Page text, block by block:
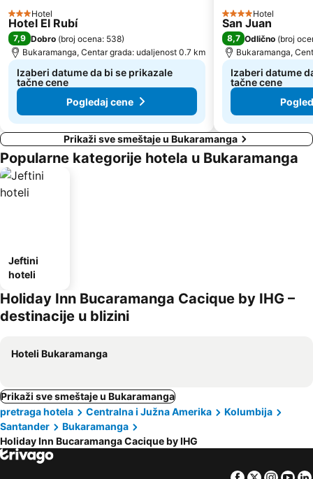
3 Zvezdice
Hotel
Hotel El Rubí
7,9 Dobro (broj ocena: 538)
Bukaramanga, Centar grada: udaljenost 0.7 km
Izaberi datume da bi se prikazale
tačne cene
Pogledaj cene
4 Zvezdice
Hotel
San Juan
8,7 Odlično (broj
Bukaramanga,
Izaberi datume
tačne cene
Prikaži sve smeštaje u Bukaramanga
Popularne kategorije hotela u Bukaramanga
Jeftini
hoteli
Holiday Inn Bucaramanga Cacique by IHG –
destinacije u blizini
Hoteli Bukaramanga
Prikaži sve smeštaje u Bukaramanga
pretraga hotela
Centralna i Južna Amerika
Kolumbija
Santander
Bukaramanga
Holiday Inn Bucaramanga Cacique by IHG